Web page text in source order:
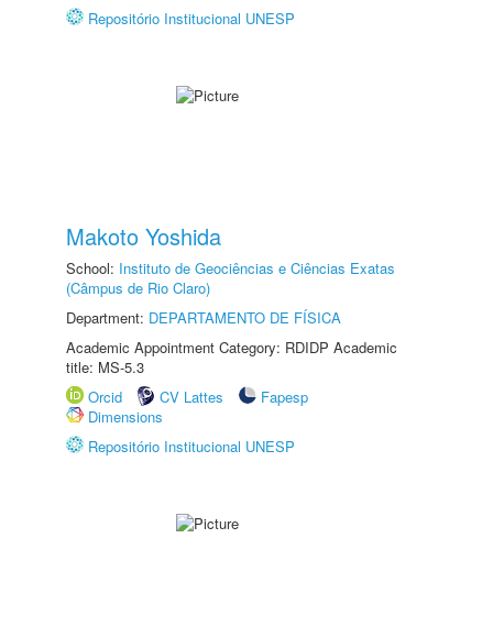
Repositório Institucional UNESP
Makoto Yoshida
School: Instituto de Geociências e Ciências Exatas
(Câmpus de Rio Claro)
Department: DEPARTAMENTO DE FÍSICA
Academic Appointment Category: RDIDP Academic
title: MS-5.3
Orcid
CV Lattes
Fapesp
Dimensions
Repositório Institucional UNESP